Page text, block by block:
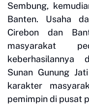
Sembung,
Banten. Usaha
Cirebon dan
masyarakat
keberhasilannya
Sunan Gunung
karakter
pemimpin di pusat